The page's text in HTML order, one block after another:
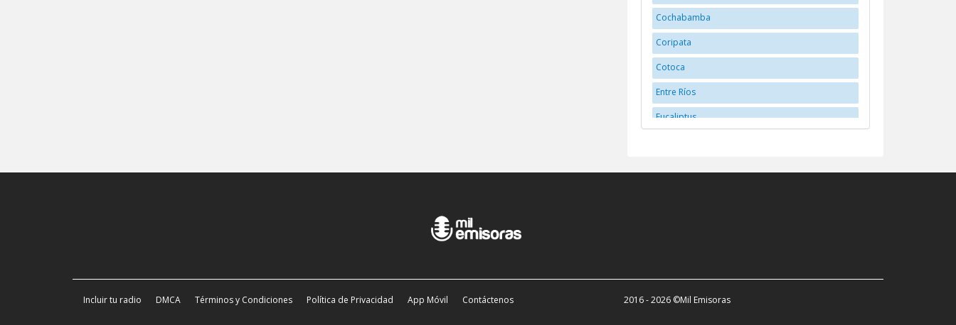
Cochabamba
Coripata
Cotoca
Entre Ríos
Eucaliptus
Incluir tu radio DMCA Términos y Condiciones Política de Privacidad App Móvil Contáctenos 2016 - 2026 ©Mil Emisoras